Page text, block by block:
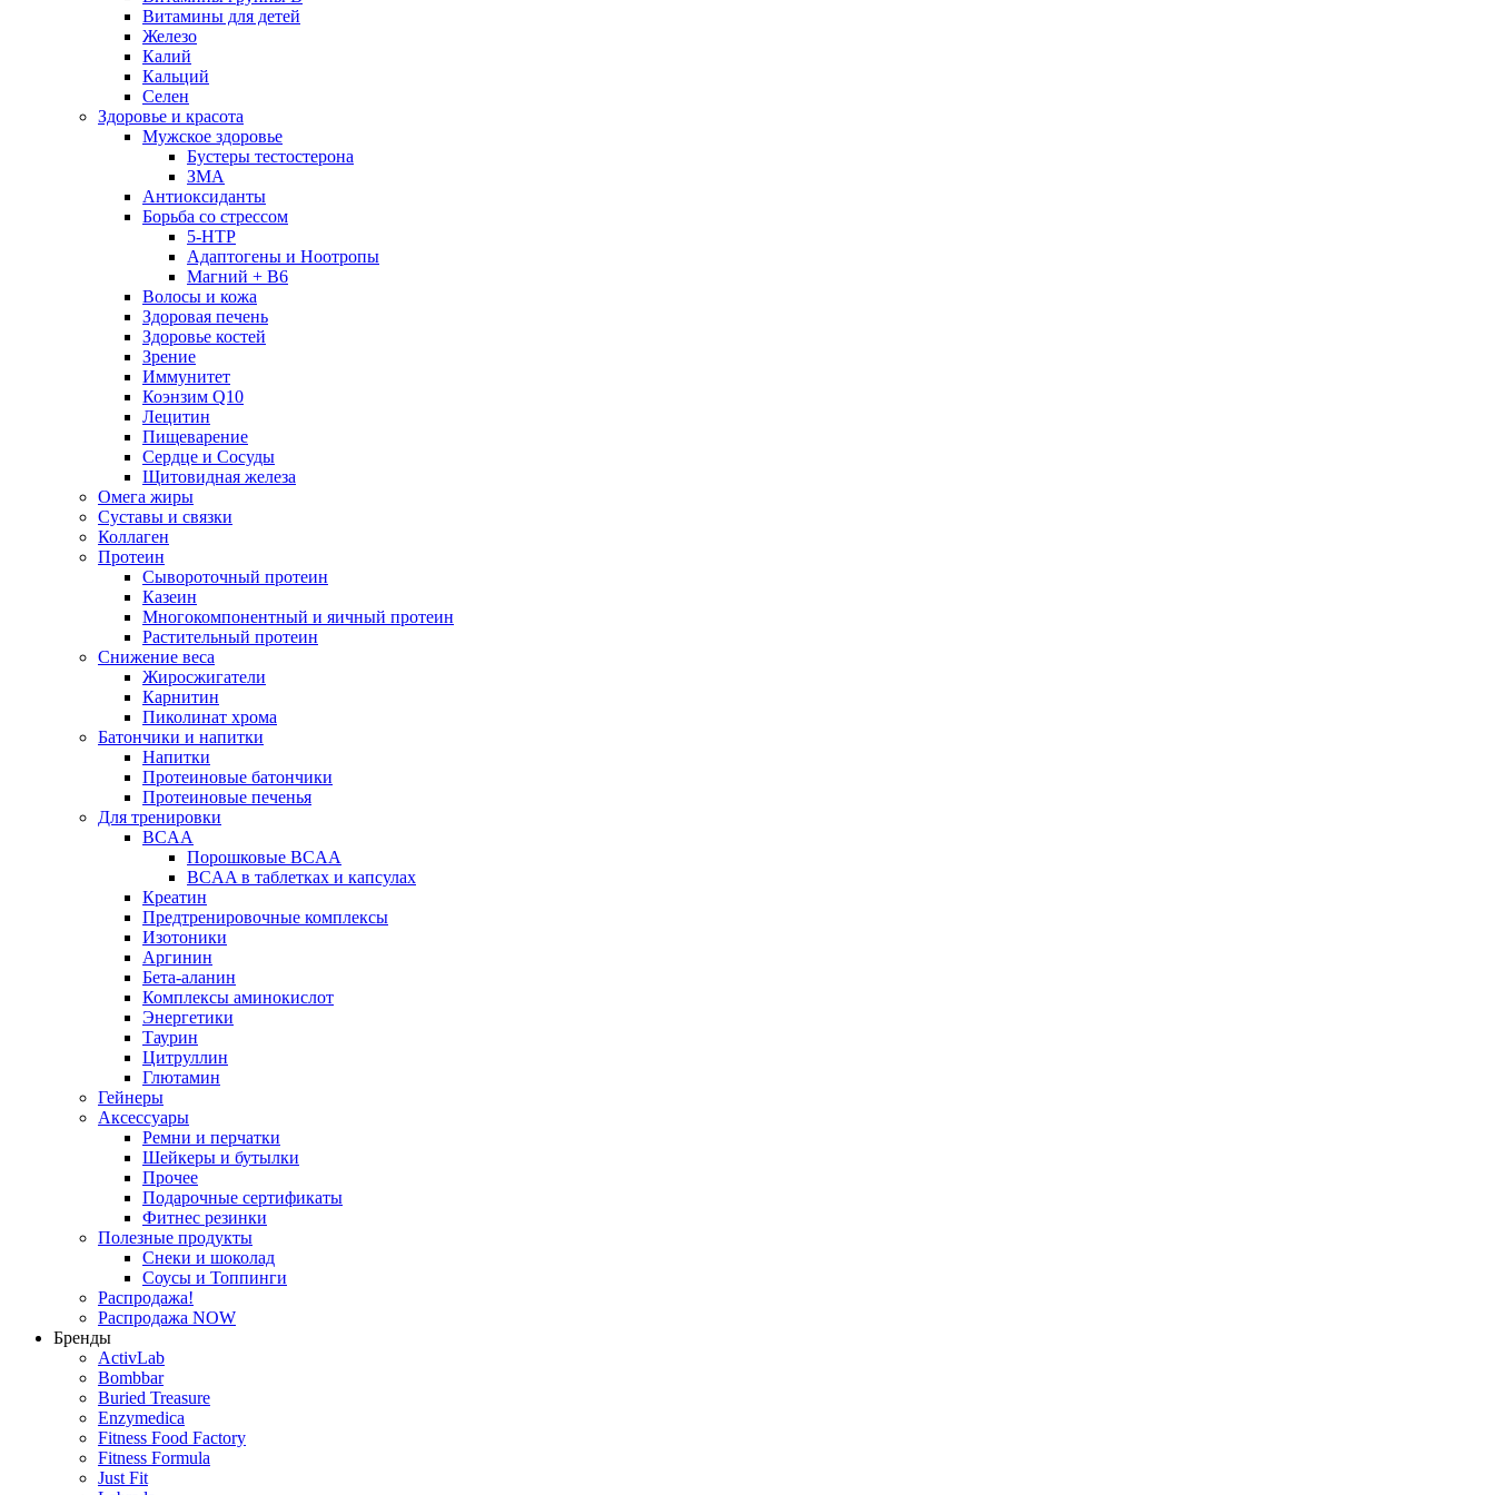
Витамины для детей
Железо
Калий
Кальций
Селен
Здоровье и красота
Мужское здоровье
Бустеры тестостерона
ЗМА
Антиоксиданты
Борьба со стрессом
5-HTP
Адаптогены и Ноотропы
Магний + В6
Волосы и кожа
Здоровая печень
Здоровье костей
Зрение
Иммунитет
Коэнзим Q10
Лецитин
Пищеварение
Сердце и Сосуды
Щитовидная железа
Омега жиры
Суставы и связки
Коллаген
Протеин
Сывороточный протеин
Казеин
Многокомпонентный и яичный протеин
Растительный протеин
Снижение веса
Жиросжигатели
Карнитин
Пиколинат хрома
Батончики и напитки
Напитки
Протеиновые батончики
Протеиновые печенья
Для тренировки
BCAA
Порошковые BCAA
BCAA в таблетках и капсулах
Креатин
Предтренировочные комплексы
Изотоники
Аргинин
Бета-аланин
Комплексы аминокислот
Энергетики
Таурин
Цитруллин
Глютамин
Гейнеры
Аксессуары
Ремни и перчатки
Шейкеры и бутылки
Прочее
Подарочные сертификаты
Фитнес резинки
Полезные продукты
Снеки и шоколад
Соусы и Топпинги
Распродажа!
Распродажа NOW
Бренды
ActivLab
Bombbar
Buried Treasure
Enzymedica
Fitness Food Factory
Fitness Formula
Just Fit